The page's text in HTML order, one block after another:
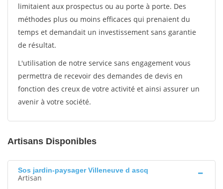
limitaient aux prospectus ou au porte à porte. Des
méthodes plus ou moins efficaces qui prenaient du
temps et demandait un investissement sans garantie
de résultat.
L'utilisation de notre service sans engagement vous
permettra de recevoir des demandes de devis en
fonction des creux de votre activité et ainsi assurer un
avenir à votre société.
Artisans Disponibles
Sos jardin-paysager Villeneuve d ascq
Artisan